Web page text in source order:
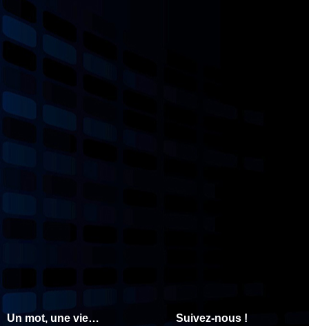
Un mot, une vie… Suivez-nous !